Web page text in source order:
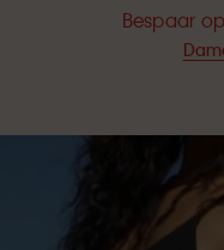
Bespaar